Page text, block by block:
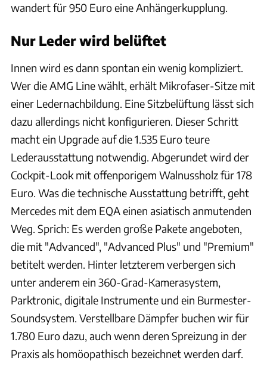
wandert für 950 Euro eine Anhängerkupplung.
Nur Leder wird belüftet
Innen wird es dann spontan ein wenig kompliziert.
Wer die AMG Line wählt, erhält Mikrofaser-Sitze mit
einer Ledernachbildung. Eine Sitzbelüftung lässt sich
dazu allerdings nicht konfigurieren. Dieser Schritt
macht ein Upgrade auf die 1.535 Euro teure
Lederausstattung notwendig. Abgerundet wird der
Cockpit-Look mit offenporigem Walnussholz für 178
Euro. Was die technische Ausstattung betrifft, geht
Mercedes mit dem EQA einen asiatisch anmutenden
Weg. Sprich: Es werden große Pakete angeboten,
die mit "Advanced", "Advanced Plus" und "Premium"
betitelt werden. Hinter letzterem verbergen sich
unter anderem ein 360-Grad-Kamerasystem,
Parktronic, digitale Instrumente und ein Burmester-
Soundsystem. Verstellbare Dämpfer buchen wir für
1.780 Euro dazu, auch wenn deren Spreizung in der
Praxis als homöopathisch bezeichnet werden darf.